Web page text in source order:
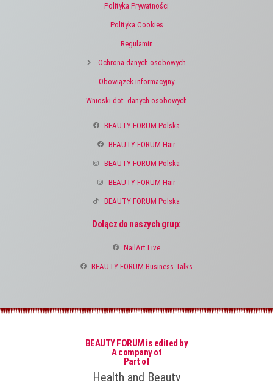
Polityka Prywatności
Polityka Cookies
Regulamin
Ochrona danych osobowych
Obowiązek informacyjny
Wnioski dot. danych osobowych
BEAUTY FORUM Polska
BEAUTY FORUM Hair
BEAUTY FORUM Polska
BEAUTY FORUM Hair
BEAUTY FORUM Polska
Dołącz do naszych grup:
NailArt Live
BEAUTY FORUM Business Talks
BEAUTY FORUM is edited by
A company of
Part of
Health and Beauty